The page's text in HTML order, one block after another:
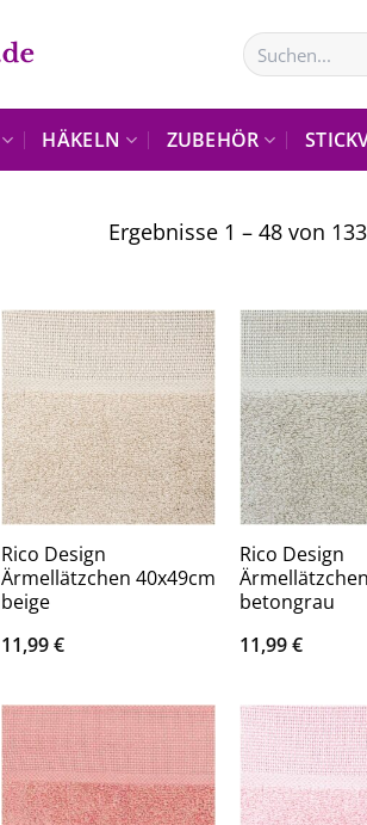
Suchen
nach:
HÄKELN ZUBEHÖR
Ergebnisse 1 – 48 von
Rico Design
Ärmellätzchen 40x49cm
beige
11,99€
Rico Design
betongrau
11,99€